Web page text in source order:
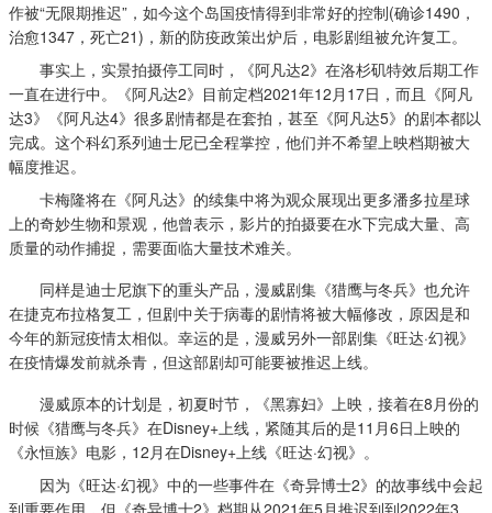
作被“无限期推迟”，如今这个岛国疫情得到非常好的控制(确诊1490，
治愈1347，死亡21)，新的防疫政策出炉后，电影剧组被允许复工。
事实上，实景拍摄停工同时，《阿凡达2》在洛杉矶特效后期工作
一直在进行中。《阿凡达2》目前定档2021年12月17日，而且《阿凡
达3》《阿凡达4》很多剧情都是在套拍，甚至《阿凡达5》的剧本都以
完成。这个科幻系列迪士尼已全程掌控，他们并不希望上映档期被大
幅度推迟。
卡梅隆将在《阿凡达》的续集中将为观众展现出更多潘多拉星球
上的奇妙生物和景观，他曾表示，影片的拍摄要在水下完成大量、高
质量的动作捕捉，需要面临大量技术难关。
同样是迪士尼旗下的重头产品，漫威剧集《猎鹰与冬兵》也允许
在捷克布拉格复工，但剧中关于病毒的剧情将被大幅修改，原因是和
今年的新冠疫情太相似。幸运的是，漫威另外一部剧集《旺达·幻视》
在疫情爆发前就杀青，但这部剧却可能要被推迟上线。
漫威原本的计划是，初夏时节，《黑寡妇》上映，接着在8月份的
时候《猎鹰与冬兵》在Disney+上线，紧随其后的是11月6日上映的
《永恒族》电影，12月在Disney+上线《旺达·幻视》。
因为《旺达·幻视》中的一些事件在《奇异博士2》的故事线中会起
到重要作用，但《奇异博士2》档期从2021年5月推迟到到2022年3